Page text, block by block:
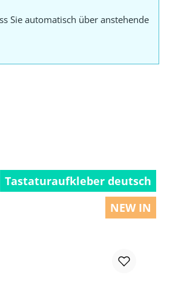
Sie automatisch über anstehende
Tastaturaufkleber deutsch
NEW IN